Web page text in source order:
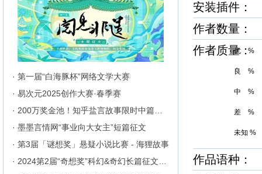
· 第一届“白海豚杯”网络文学大赛
· 易次元2025创作大赛·春季赛
· 墨墨言情网“事业向大女主”短篇征文
· 第3届「谜想奖」悬疑小说比赛 - 海狸故事
安装插件
作者数量
作者质量
优 %
良 %
中 %
差 %
未知 %
作品语种：